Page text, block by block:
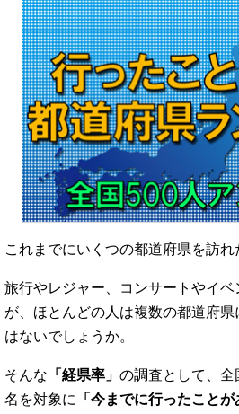
これまでにいくつの都道府県を訪れ
旅行やレジャー、コンサートやイ
が、ほとんどの人は複数の都道府
はないでしょうか。
そんな 「経県率」 の調査として、
名を対象に
「今までに行ったことが